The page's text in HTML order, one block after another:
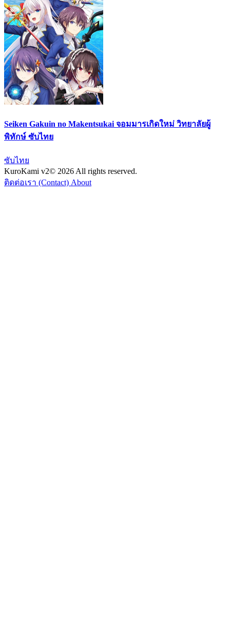
Seiken Gakuin no Makentsukai จอมมารเกิดใหม่ วิทยาลัยผู้
พิทักษ์ ซับไทย
ซับไทย
KuroKami v2© 2026 All rights reserved.
ติดต่อเรา (Contact) About